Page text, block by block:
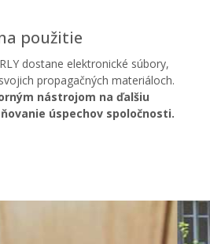
použitie
dostane elektronické súbory,
propagačných materiáloch.
nástrojom na ďalšiu
úspechov spoločnosti.